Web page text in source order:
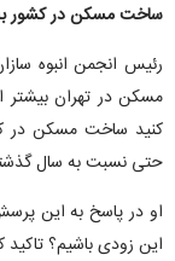
ساخت مسکن در کشور به زیر ۳۰۰ هزار واحد
رئیس انجمن انبوه
مسکن در تهران
حتی نسبت به سال
او در پاسخ به این
این زودی باشیم؟ تاکید